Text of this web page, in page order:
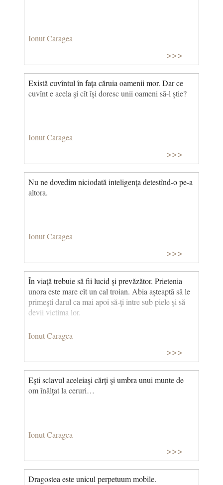
Ionut Caragea
>>>
Există cuvîntul în faţa căruia oamenii mor. Dar ce
cuvînt e acela şi cît îşi doresc unii oameni să-l ştie?
Ionut Caragea
>>>
Nu ne dovedim niciodată inteligenţa detestînd‑o pe‑a
altora.
Ionut Caragea
>>>
În viaţă trebuie să fii lucid şi prevăzător. Prietenia
unora este mare cît un cal troian. Abia aşteaptă să le
primeşti darul ca mai apoi să‑ţi intre sub piele şi să
devii victima lor.
Ionut Caragea
>>>
Eşti sclavul aceleiaşi cărţi şi umbra unui munte de
om înălţat la ceruri…
Ionut Caragea
>>>
Dragostea este unicul perpetuum mobile.